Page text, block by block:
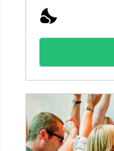
nights_stay